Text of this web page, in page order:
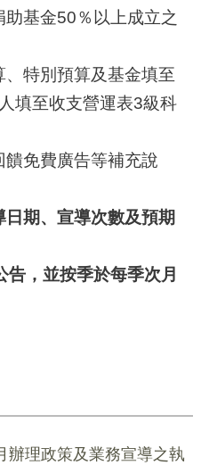
基金50％以上成立之
特別預算及基金填至
填至收支營運表3級科
免費廣告等補充說
期、宣導次數及預期
，並按季於每季次月
辦理政策及業務宣導之執